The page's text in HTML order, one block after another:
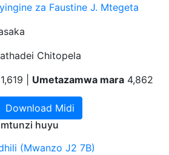
za Faustine J. Mtegeta
Chitopela
1,619 | Umetazamwa mara 4,862
Download Midi
huyu
(Mwanzo J2 7B)